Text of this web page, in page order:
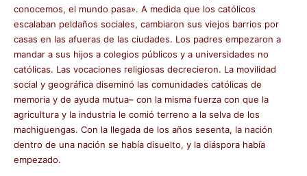
conocemos, el mundo pasa». A medida que los católicos
escalaban peldaños sociales, cambiaron sus viejos barrios por
casas en las afueras de las ciudades. Los padres empezaron a
mandar a sus hijos a colegios públicos y a universidades no
católicas. Las vocaciones religiosas decrecieron. La movilidad
social y geográfica diseminó las comunidades católicas de
memoria y de ayuda mutua– con la misma fuerza con que la
agricultura y la industria le comió terreno a la selva de los
machiguengas. Con la llegada de los años sesenta, la nación
dentro de una nación se había disuelto, y la diáspora había
empezado.